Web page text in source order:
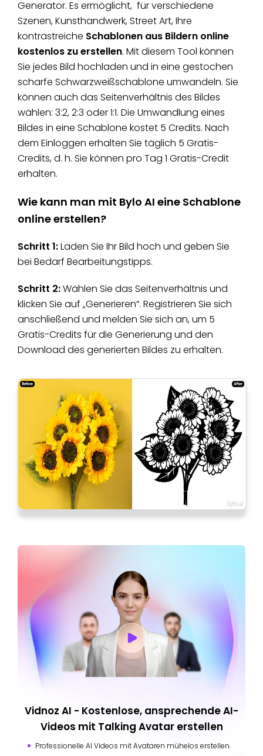
Generator. Es ermöglicht, für verschiedene
Szenen, Kunsthandwerk, Street Art, Ihre
kontrastreiche Schablonen aus Bildern online
kostenlos zu erstellen. Mit diesem Tool können
Sie jedes Bild hochladen und in eine gestochen
scharfe Schwarzweißschablone umwandeln. Sie
können auch das Seitenverhältnis des Bildes
wählen: 3:2, 2:3 oder 1:1. Die Umwandlung eines
Bildes in eine Schablone kostet 5 Credits. Nach
dem Einloggen erhalten Sie täglich 5 Gratis-
Credits, d. h. Sie können pro Tag 1 Gratis-Credit
erhalten.
Wie kann man mit Bylo AI eine Schablone
online erstellen?
Schritt 1:Laden Sie Ihr Bild hoch und geben Sie
bei Bedarf Bearbeitungstipps.
Schritt 2:Wählen Sie das Seitenverhältnis und
klicken Sie auf „Generieren“. Registrieren Sie sich
anschließend und melden Sie sich an, um 5
Gratis-Credits für die Generierung und den
Download des generierten Bildes zu erhalten.
Vidnoz AI - Kostenlose, ansprechende AI-
Videos mit Talking Avatar erstellen
Professionelle AI Videos mit Avataren mühelos erstellen.